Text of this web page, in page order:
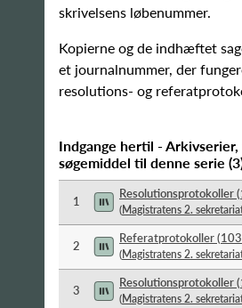
skrivelsens løbenummer.
Kopierne og de indhæftet
et journalnummer, der
resolutions- og
Indgange hertil -
søgemiddel til denne serie (3
1
Resolutionsprotokoller(
(Magistratens 2.
2
Referatprotokoller(103
(Magistratens 2.
3
Resolutionsprotokoller(
(Magistratens 2.